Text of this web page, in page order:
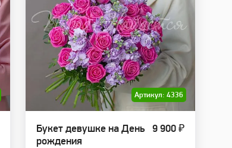
Артикул: 4336
Букет девушке на День
рождения
9 900 ₽